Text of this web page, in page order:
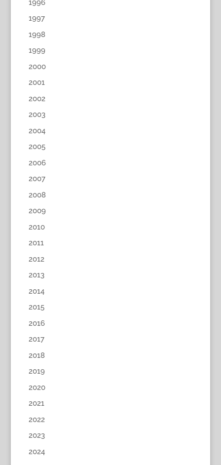
1996
1997
1998
1999
2000
2001
2002
2003
2004
2005
2006
2007
2008
2009
2010
2011
2012
2013
2014
2015
2016
2017
2018
2019
2020
2021
2022
2023
2024